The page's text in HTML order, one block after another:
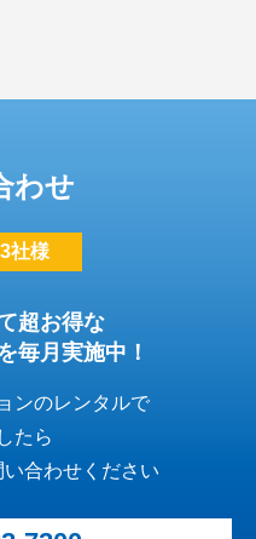
わせ
社様
超お得な
毎月実施中！
ンのレンタルで
たら
合わせください